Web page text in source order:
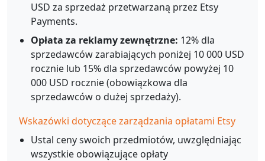
USD za sprzedaż przetwarzaną przez Etsy
Payments.
Opłata za reklamy zewnętrzne: 12% dla
sprzedawców zarabiających poniżej 10 000 USD
rocznie lub 15% dla sprzedawców powyżej 10
000 USD rocznie (obowiązkowa dla
sprzedawców o dużej sprzedaży).
Wskazówki dotyczące zarządzania opłatami Etsy
Ustal ceny swoich przedmiotów, uwzględniając
wszystkie obowiązujące opłaty